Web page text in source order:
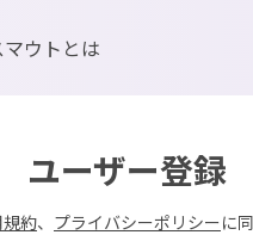
ユーザー登録
約、 プライバシーポリシーに
マウトとは